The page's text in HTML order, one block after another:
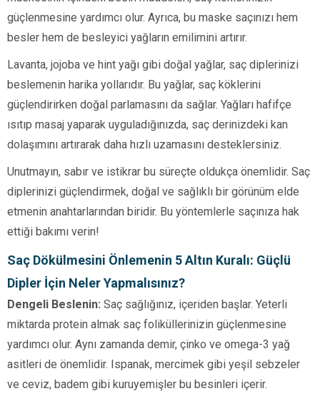
güçlenmesine yardımcı olur. Ayrıca, bu maske saçınızı hem
besler hem de besleyici yağların emilimini artırır.
Lavanta, jojoba ve hint yağı gibi doğal yağlar, saç diplerinizi
beslemenin harika yollarıdır. Bu yağlar, saç köklerini
güçlendirirken doğal parlamasını da sağlar. Yağları hafifçe
ısıtıp masaj yaparak uyguladığınızda, saç derinizdeki kan
dolaşımını artırarak daha hızlı uzamasını desteklersiniz.
Unutmayın, sabır ve istikrar bu süreçte oldukça önemlidir. Saç
diplerinizi güçlendirmek, doğal ve sağlıklı bir görünüm elde
etmenin anahtarlarından biridir. Bu yöntemlerle saçınıza hak
ettiği bakımı verin!
Saç Dökülmesini Önlemenin 5 Altın Kuralı: Güçlü
Dipler İçin Neler Yapmalısınız?
Dengeli Beslenin: Saç sağlığınız, içeriden başlar. Yeterli
miktarda protein almak saç foliküllerinizin güçlenmesine
yardımcı olur. Aynı zamanda demir, çinko ve omega-3 yağ
asitleri de önemlidir. Ispanak, mercimek gibi yeşil sebzeler
ve ceviz, badem gibi kuruyemişler bu besinleri içerir.